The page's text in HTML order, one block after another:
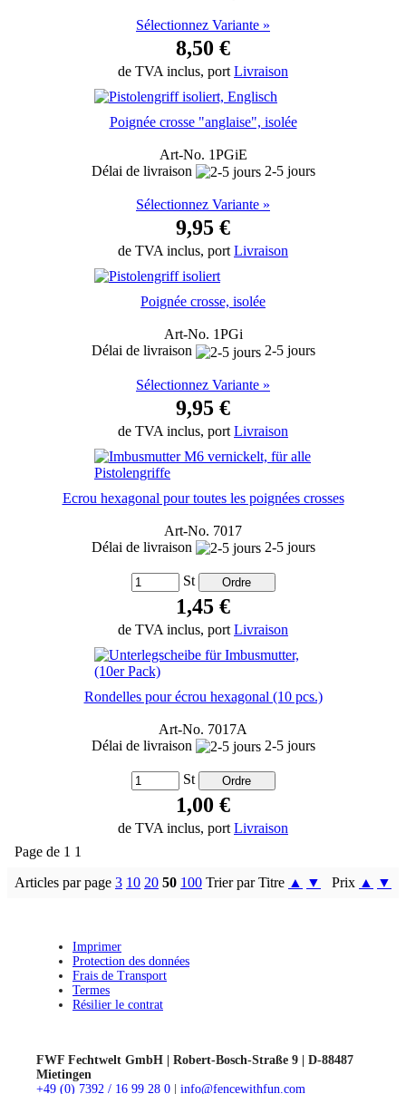
Sélectionnez Variante »
8,50 €
de TVA inclus, port Livraison
Poignée crosse "anglaise", isolée
Art-No. 1PGiE
Délai de livraison
2-5 jours
Sélectionnez Variante »
9,95 €
de TVA inclus, port Livraison
Poignée crosse, isolée
Art-No. 1PGi
Délai de livraison
2-5 jours
Sélectionnez Variante »
9,95 €
de TVA inclus, port Livraison
Ecrou hexagonal pour toutes les poignées crosses
Art-No. 7017
Délai de livraison
2-5 jours
St
1,45 €
de TVA inclus, port Livraison
Rondelles pour écrou hexagonal (10 pcs.)
Art-No. 7017A
Délai de livraison
2-5 jours
St
1,00 €
de TVA inclus, port Livraison
Page de 1 1
Articles par page 3 10 20 50 100 Trier par Titre ▲ ▼ Prix ▲ ▼
Imprimer
Protection des données
Frais de Transport
Termes
Résilier le contrat
FWF Fechtwelt GmbH | Robert-Bosch-Straße 9 | D-88487
Mietingen
+49 (0) 7392 / 16 99 28 0
info@fencewithfun.com